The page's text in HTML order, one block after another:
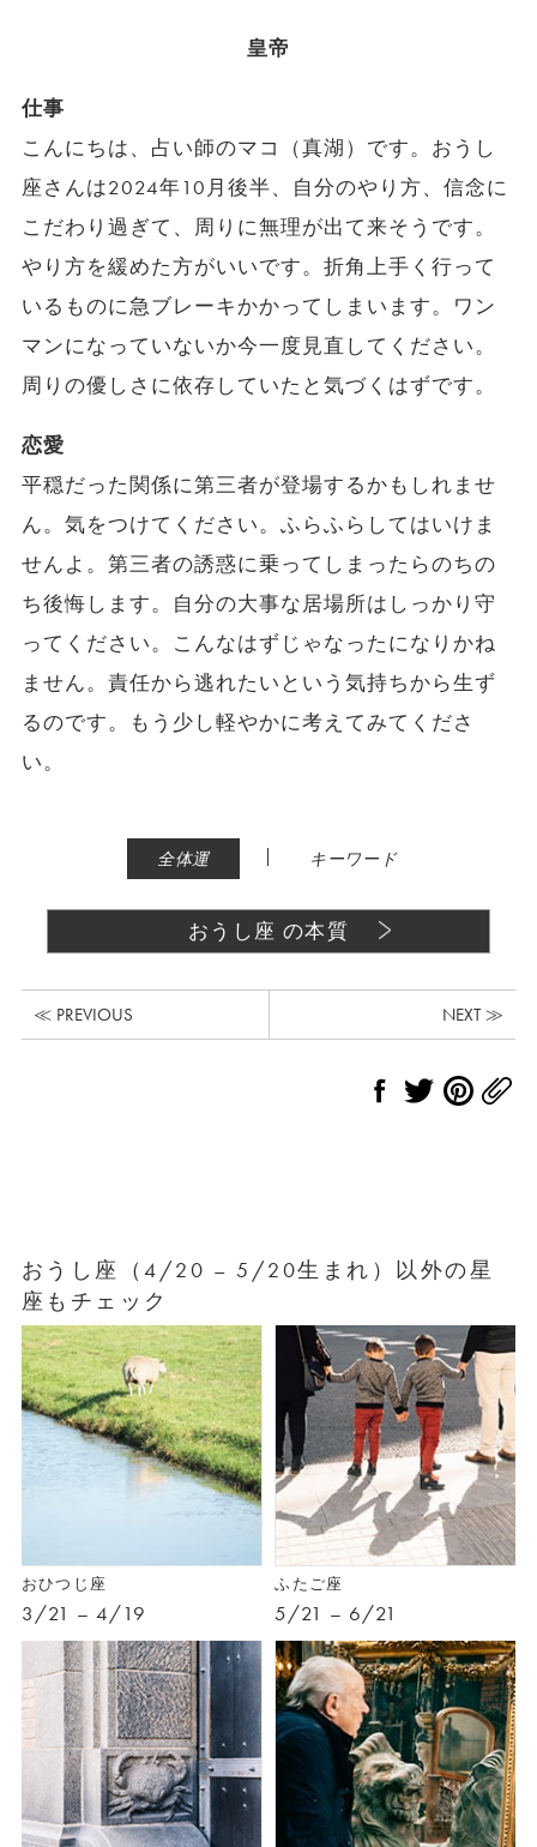
皇帝
仕事
こんにちは、占い師のマコ（真湖）です。おうし
座さんは2024年10月後半、自分のやり方、信念に
こだわり過ぎて、周りに無理が出て来そうです。
やり方を緩めた方がいいです。折角上手く行って
いるものに急ブレーキかかってしまいます。ワン
マンになっていないか今一度見直してください。
周りの優しさに依存していたと気づくはずです。
恋愛
平穏だった関係に第三者が登場するかもしれませ
ん。気をつけてください。ふらふらしてはいけま
せんよ。第三者の誘惑に乗ってしまったらのちの
ち後悔します。自分の大事な居場所はしっかり守
ってください。こんなはずじゃなったになりかね
ません。責任から逃れたいという気持ちから生ず
るのです。もう少し軽やかに考えてみてくださ
い。
全体運 | キーワード
おうし座 の本質
≪ PREVIOUS NEXT ≫
おうし座（4/20 – 5/20生まれ）以外の星
座もチェック
おひつじ座
3/21 – 4/19
ふたご座
5/21 – 6/21